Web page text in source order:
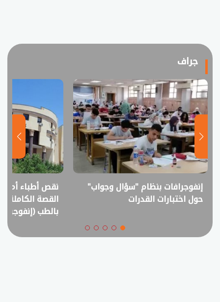
جراف
إنفوجرافات بنظام "سؤال وجواب"
حول اختبارات القدرات
نقص أطباء أم
القصة الكاملة
بالطب